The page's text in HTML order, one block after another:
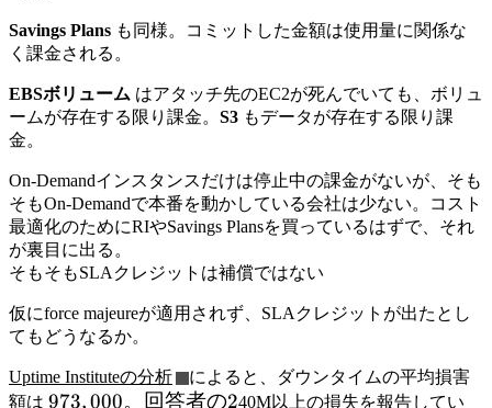
Savings Plans も同様。コミットした金額は使用量に関係な
く課金される。
EBSボリューム はアタッチ先のEC2が死んでいても、ボリュ
ームが存在する限り課金。 S3 もデータが存在する限り課
金。
On-Demandインスタンスだけは停止中の課金がないが、そも
そもOn-Demandで本番を動かしている会社は少ない。コスト
最適化のためにRIやSavings Plansを買っているはずで、それ
が裏目に出る。
そもそもSLAクレジットは補償ではない
仮にforce majeureが適用されず、SLAクレジットが出たとし
てもどうなるか。
Uptime Instituteの分析
によると、ダウンタイムの平均損害
額は 973,000。
973,000。回答者の240M以上の損失を報告してい